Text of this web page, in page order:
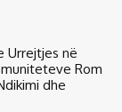
Urrejtjes në
Rom
dhe